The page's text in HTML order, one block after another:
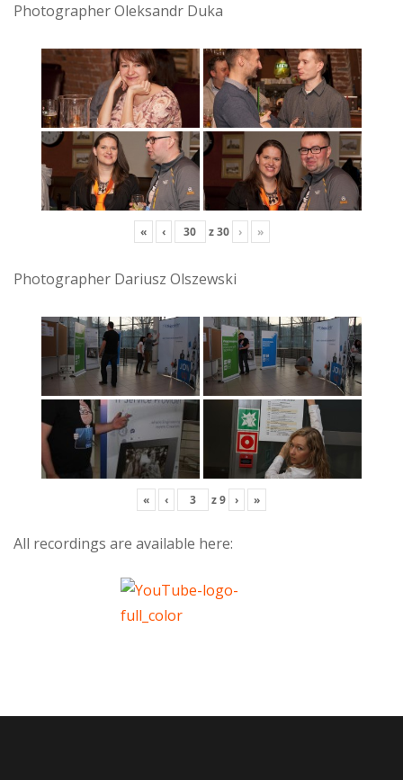
Photographer Oleksandr Duka
« ‹ z30 › »
Photographer Dariusz Olszewski
« ‹ z9 › »
All recordings are available here: